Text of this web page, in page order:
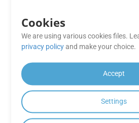
SDK를 사용하여 CI/CD 파이프라인
다. 이를 통해 빌드, 배포 또는 후처리
자동으로 트리거할 수 있습니다.
안드로이드 앱을 만드
있는 모바일 SDK가 있
네. GroupDocs Cloud는 네이티브
Conversion Cloud SDK를 제공하여
Cookies
We are using various cookies files.
privacy policyand make your choice.
Accept
Settings